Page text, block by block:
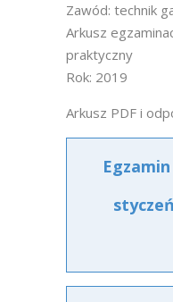
Zawód: technik
Arkusz
praktyczny
Rok: 2019
Arkusz PDF i